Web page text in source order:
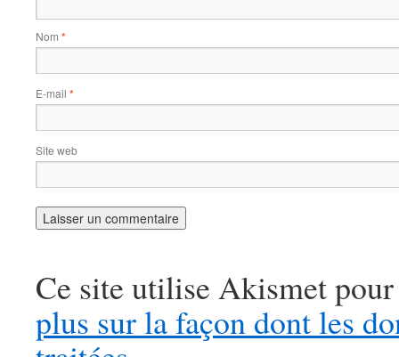
Nom *
E-mail *
Site web
Ce site utilise Akismet
plus sur la façon dont les